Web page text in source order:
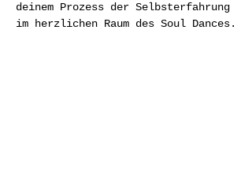
deinem Prozess der Selbsterfahrung
im herzlichen Raum des Soul Dances.